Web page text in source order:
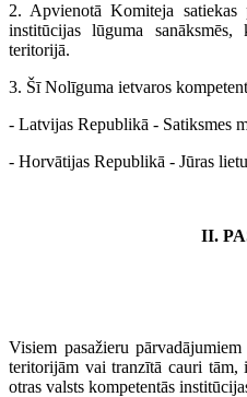
2. Apvienotā Komiteja satiekas
institūcijas lūguma
teritorijā.
3. Šī Nolīguma ietvaros
- Latvijas Republikā - Satiksmes
- Horvātijas Republikā - Jūras
II.
Visiem pasažieru
teritorijām vai tranzītā cauri tām,
otras valsts kompetentās